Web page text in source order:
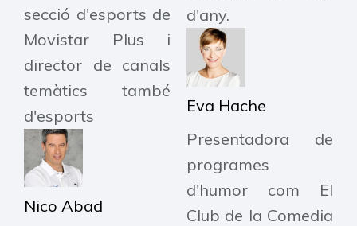
secció d'esports de
Movistar Plus i
director de canals
temàtics també
d'esports
Nico Abad
d'any.
Eva Hache
Presentadora de
programes
d'humor com El
Club de la Comedia